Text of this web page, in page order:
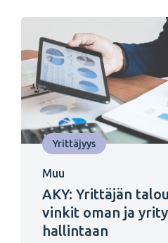
Yrittäjyys
Muu
AKY: Yrittäjän
vinkit oman ja
hallintaan